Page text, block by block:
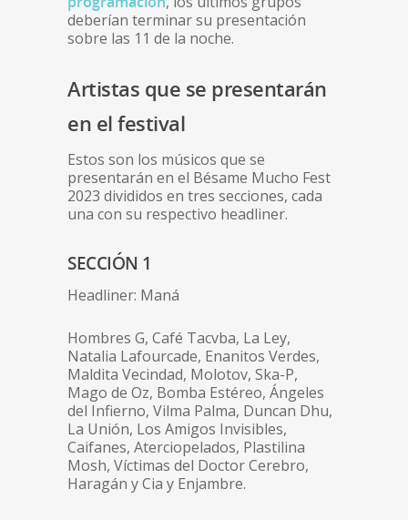
deberían terminar su presentación
sobre las 11 de la noche.
Artistas que se presentarán
en el festival
Estos son los músicos que se
presentarán en el Bésame Mucho Fest
2023 divididos en tres secciones, cada
una con su respectivo headliner.
SECCIÓN 1
Headliner: Maná
Hombres G, Café Tacvba, La Ley,
Natalia Lafourcade, Enanitos Verdes,
Maldita Vecindad, Molotov, Ska-P,
Mago de Oz, Bomba Estéreo, Ángeles
del Infierno, Vilma Palma, Duncan Dhu,
La Unión, Los Amigos Invisibles,
Caifanes, Aterciopelados, Plastilina
Mosh, Víctimas del Doctor Cerebro,
Haragán y Cia y Enjambre.